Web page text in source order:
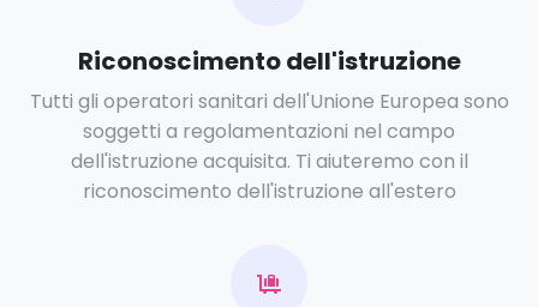
Riconoscimento dell'istruzione
Tutti gli operatori sanitari dell'Unione Europea sono
soggetti a regolamentazioni nel campo
dell'istruzione acquisita. Ti aiuteremo con il
riconoscimento dell'istruzione all'estero